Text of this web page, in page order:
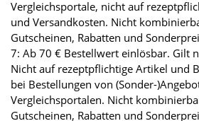
Vergleichsportale, nicht auf
und Versandkosten. Nicht
Gutscheinen, Rabatten und
7: Ab 70 € Bestellwert einlösbar. Gilt
Nicht auf rezeptpflichtige Artikel und
bei Bestellungen von (Sonder-
Vergleichsportalen. Nicht
Gutscheinen, Rabatten und